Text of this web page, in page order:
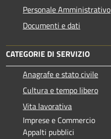
Personale Amministrativo
Documenti e dati
CATEGORIE DI SERVIZIO
Anagrafe e stato civile
Cultura e tempo libero
Vita lavorativa
Imprese e Commercio
Appalti pubblici